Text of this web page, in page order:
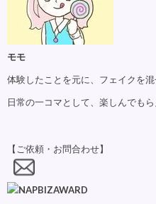
モモ
体験したことを元に、フェイクを混
日常の一コマとして、楽しんでも
【ご依頼・お問合わせ】